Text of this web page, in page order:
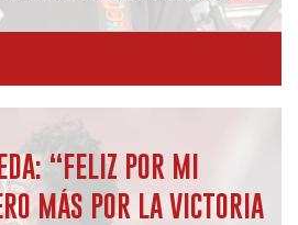
“FELIZ POR MI
MÁS POR LA VICTORIA